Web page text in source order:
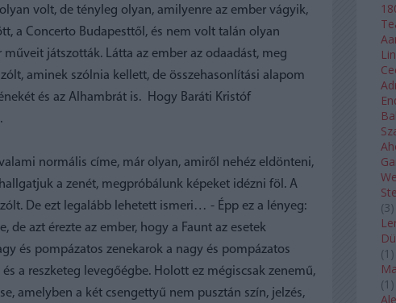
volt, de tényleg olyan, amilyenre az ember vágyik,
a Concerto Budapesttől, és nem volt talán olyan
játszották. Látta az ember az odaadást, meg
aminek szólnia kellett, de összehasonlítási alapom
és az Alhambrát is. Hogy Baráti Kristóf
normális címe, már olyan, amiről nehéz eldönteni,
a zenét, megpróbálunk képeket idézni föl. A
De ezt legalább lehetett ismeri… - Épp ez a lényeg:
azt érezte az ember, hogy a Faunt az esetek
és pompázatos zenekarok a nagy és pompázatos
a reszketeg levegőégbe. Holott ez mégiscsak zenemű,
amelyben a két csengettyű nem pusztán szín, jelzés,
(3)
(1 )
(1 )